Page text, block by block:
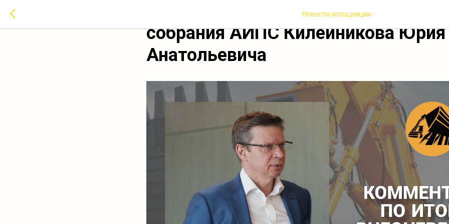
Новости ассоциации
Комментарий по итогам
собрания АИПС Килейникова Юрия
Анатольевича